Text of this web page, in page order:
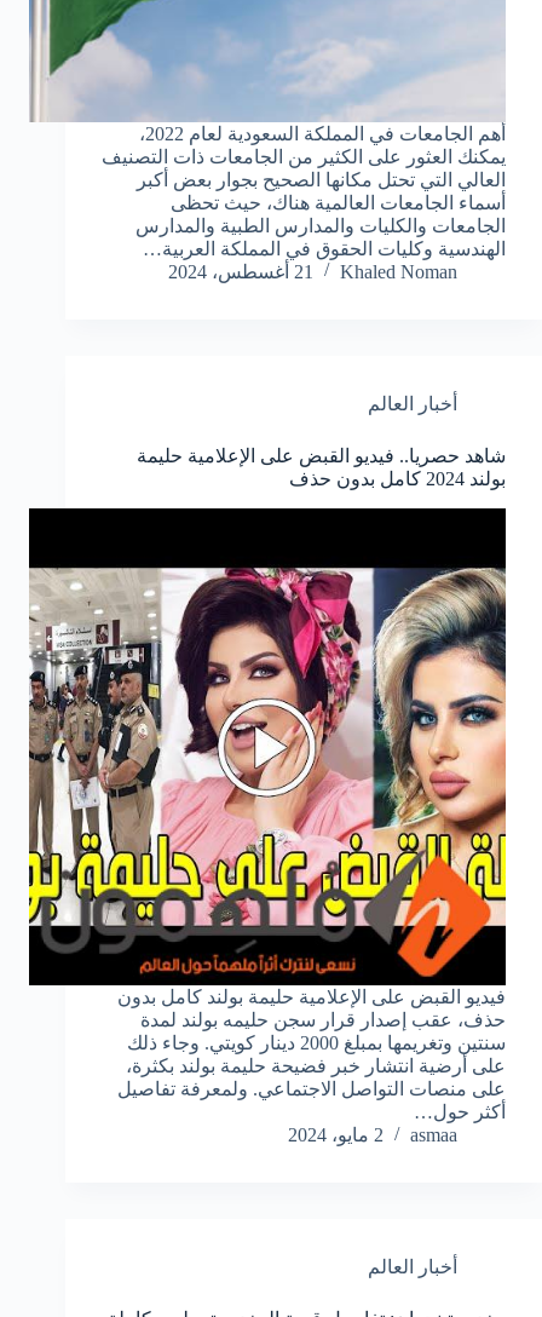
أهم الجامعات في المملكة السعودية لعام 2022،
يمكنك العثور على الكثير من الجامعات ذات التصنيف
العالي التي تحتل مكانها الصحيح بجوار بعض أكبر
أسماء الجامعات العالمية هناك، حيث تحظى
الجامعات والكليات والمدارس الطبية والمدارس
الهندسية وكليات الحقوق في المملكة العربية…
Khaled Noman
21 أغسطس، 2024
أخبار العالم
شاهد حصريا.. فيديو القبض على الإعلامية حليمة
بولند 2024 كامل بدون حذف
فيديو القبض على الإعلامية حليمة بولند كامل بدون
حذف، عقب إصدار قرار سجن حليمه بولند لمدة
سنتين وتغريمها بمبلغ 2000 دينار كويتي. وجاء ذلك
على أرضية انتشار خبر فضيحة حليمة بولند بكثرة،
على منصات التواصل الاجتماعي. ولمعرفة تفاصيل
أكثر حول…
asmaa
2 مايو، 2024
أخبار العالم